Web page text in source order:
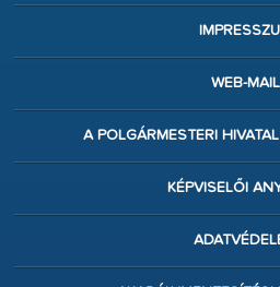
WEB-MAIL
A POLGÁRMESTERI
KÉPVISELŐI